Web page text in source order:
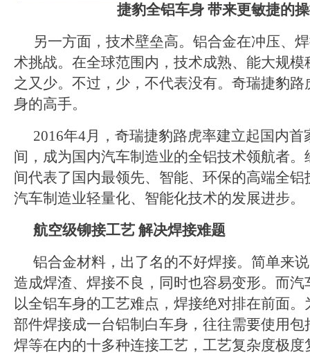
捷豹全铝车身 带来更敏捷的
另一方面，技术壁垒高。铝合金在冲压、
术挑战。在全球范围内，技术成熟、能大规
之又少。不过，少，不代表没有。奇瑞捷豹
身的高手。
2016年4月，奇瑞捷豹路虎率建立起国内
间，成为国内汽车制造业的全铝技术领航者
间代表了国内最领先、智能、环保的高端全
汽车制造业轻量化、智能化技术的发展进步。
航空级铆接工艺 解决焊接难题
铝合金材料，出了名的不好焊接。简单来
造成焊渣、焊接不良，同时也容易变形。而
以全铝车身的工艺难点，焊接绝对排在前面
部件焊接成一台铝制白车身，往往需要使用
焊等在内的十多种连接工艺，工艺复杂度极度